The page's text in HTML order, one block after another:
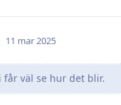
11 mar 2025
får väl se hur det blir.